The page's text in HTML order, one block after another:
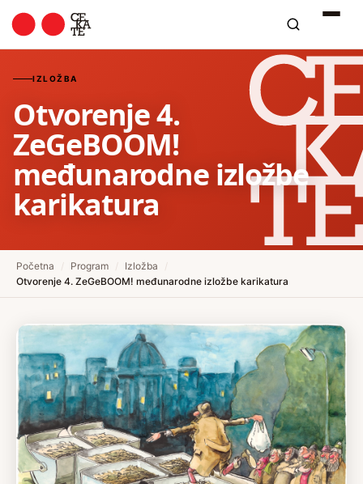
IZLOŽBA
Otvorenje 4.
ZeGeBOOM!
međunarodne izložbe
karikatura
Početna Program Izložba
Otvorenje 4. ZeGeBOOM! međunarodne izložbe karikatura